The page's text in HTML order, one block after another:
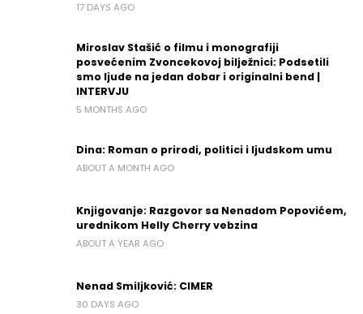
17 DAYS AGO
Miroslav Stašić o filmu i monografiji
posvećenim Zvoncekovoj bilježnici: Podsetili
smo ljude na jedan dobar i originalni bend |
INTERVJU
5 MONTHS AGO
Dina: Roman o prirodi, politici i ljudskom umu
ABOUT A MONTH AGO
Knjigovanje: Razgovor sa Nenadom Popovićem,
urednikom Helly Cherry vebzina
ABOUT A YEAR AGO
Nenad Smiljković: CIMER
30 DAYS AGO